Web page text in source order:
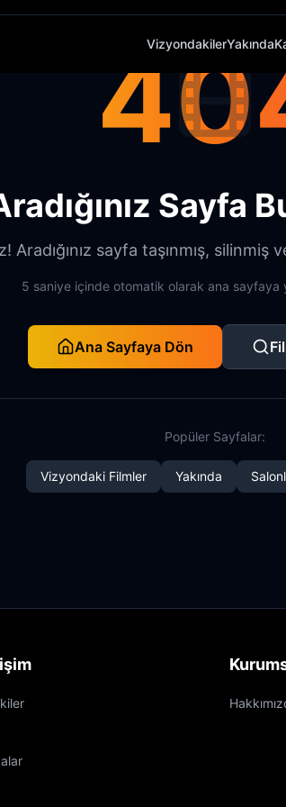
VizyondakilerYakında
Sayfa
Aradığınız sayfa taşınmış, silinmiş
5 saniye içinde otomatik olarak ana sayfaya
Ana Sayfaya Dön
Popüler Sayfalar:
Vizyondaki Filmler Yakında